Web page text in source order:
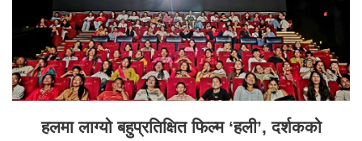
हलमा लाग्यो बहुप्रतिक्षित फिल्म ‘हली’, दर्शकको